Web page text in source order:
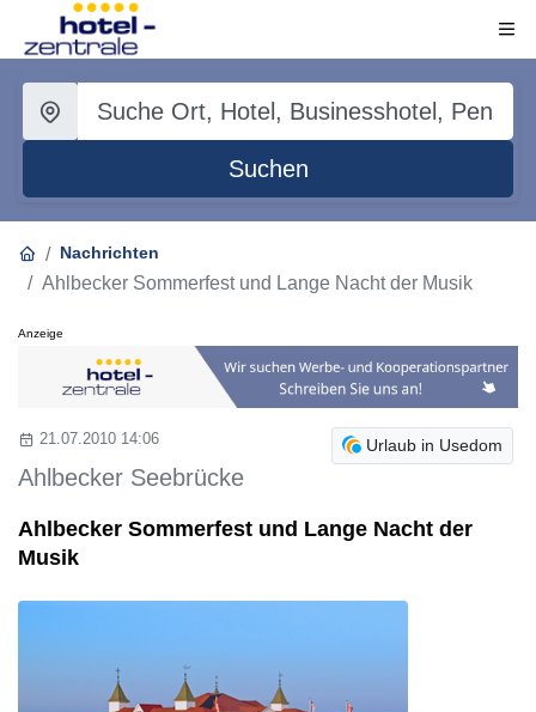
Suchen
Nachrichten
Ahlbecker Sommerfest und Lange Nacht der Musik
Anzeige
Urlaub in Usedom
21.07.2010 14:06
Ahlbecker Seebrücke
Ahlbecker Sommerfest und Lange Nacht der
Musik